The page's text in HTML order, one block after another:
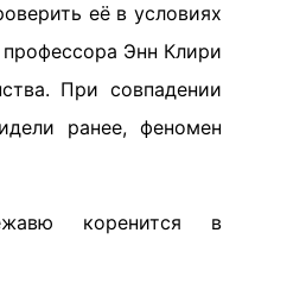
её в условиях
Энн Клири
При совпадении
ранее, феномен
коренится в